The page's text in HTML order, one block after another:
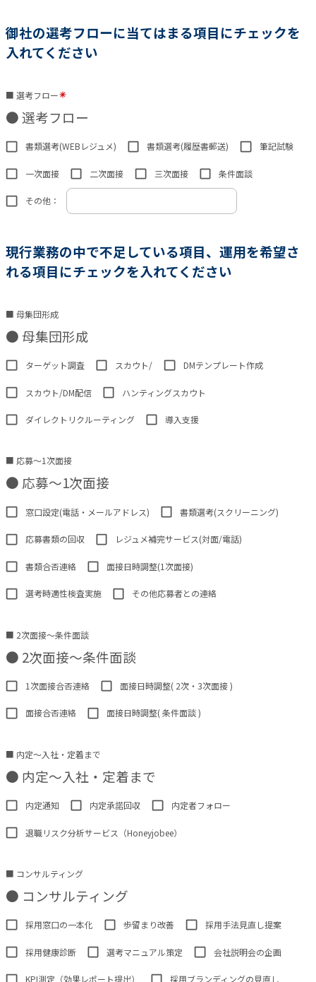
御社の選考フローに当てはまる項目にチェックを
入れてください
■ 選考フロー
● 選考フロー
書類選考(WEBレジュメ) 書類選考(履歴書郵送) 筆記試験
一次面接 二次面接 三次面接 条件面談
その他：
現行業務の中で不足している項目、運用を希望さ
れる項目にチェックを入れてください
■ 母集団形成
●母集団形成
ターゲット調査 スカウト/ DMテンプレート作成
スカウト/DM配信 ハンティングスカウト
ダイレクトリクルーティング 導入支援
■ 応募〜1次面接
● 応募〜1次面接
窓口設定(電話・メールアドレス) 書類選考(スクリーニング)
応募書類の回収 レジュメ補完サービス(対面/電話)
書類合否連絡 面接日時調整(1次面接)
選考時適性検査実施 その他応募者との連絡
■ 2次面接〜条件面談
● 2次面接〜条件面談
1次面接合否連絡 面接日時調整( 2次・3次面接 )
面接合否連絡 面接日時調整( 条件面談 )
■ 内定〜入社・定着まで
● 内定〜入社・定着まで
内定通知 内定承諾回収 内定者フォロー
退職リスク分析サービス（Honeyjobee）
■ コンサルティング
● コンサルティング
採用窓口の一本化 歩留まり改善 採用手法見直し提案
採用健康診断 選考マニュアル策定 会社説明会の企画
KPI測定（効果レポート提出） 採用ブランディングの見直し